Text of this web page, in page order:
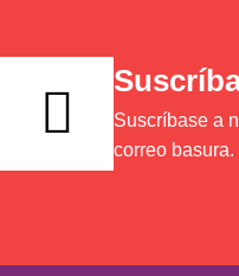
Suscríbase a
correo basura.